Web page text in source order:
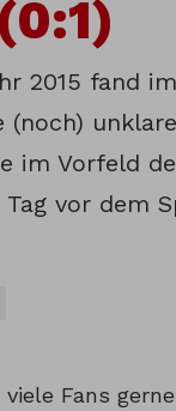
2015 fand
im Vorfeld
vor dem
Fans